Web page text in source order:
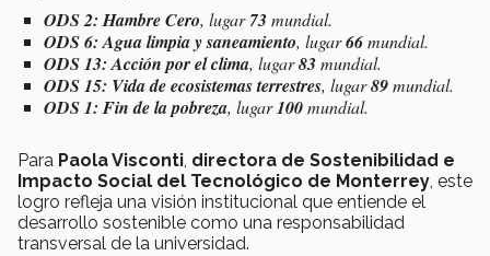
ODS 2: Hambre Cero, lugar73 mundial.
ODS 6: Agua limpia y saneamiento, lugar66mundial.
ODS 13: Acción por el clima, lugar83 mundial.
ODS 15: Vida de ecosistemas terrestres, lugar89mundial.
ODS 1: Fin de la pobreza, lugar100mundial.
Para Paola Visconti, directora de Sostenibilidad e
Impacto Social del Tecnológico de Monterrey, este
logro refleja una visión institucional que entiende el
desarrollo sostenible como una responsabilidad
transversal de la universidad.